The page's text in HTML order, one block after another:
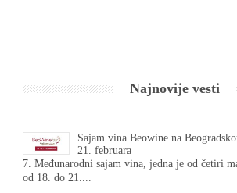
Najnovije vesti
Sajam vina Beowine na
21. februara
7. Međunarodni sajam vina, jedna je od četiri
od 18. do 21....